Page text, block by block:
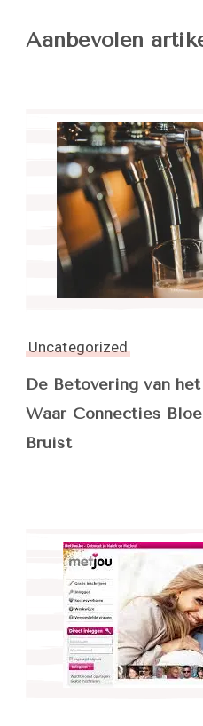
Aanbevolen
Uncategorized
De Betovering van
Waar Connecties
Bruist